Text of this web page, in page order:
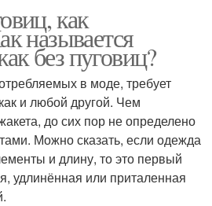
как
называется
без пуговиц?
в моде, требует
и любой другой. Чем
до сих пор не определено
Можно сказать, если одежда
и длину, то это первый
удлинённая или приталенная